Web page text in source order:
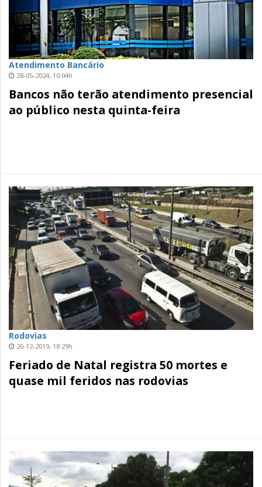
Atendimento Bancário
28-05-2024, 10:04h
Bancos não terão atendimento presencial
ao público nesta quinta-feira
Rodovias
26-12-2019, 18:29h
Feriado de Natal registra 50 mortes e
quase mil feridos nas rodovias